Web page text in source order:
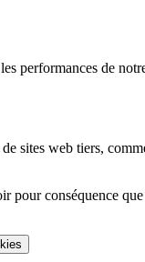
performances de
sites web tiers,
pour conséquence